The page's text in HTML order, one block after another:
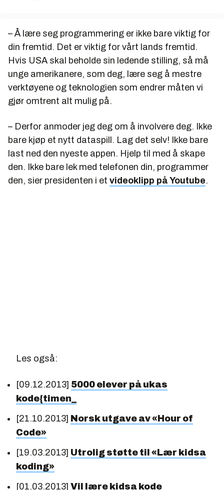
– Å lære seg programmering er ikke bare viktig for
din fremtid. Det er viktig for vårt lands fremtid.
Hvis USA skal beholde sin ledende stilling, så må
unge amerikanere, som deg, lære seg å mestre
verktøyene og teknologien som endrer måten vi
gjør omtrent alt mulig på.
– Derfor anmoder jeg deg om å involvere deg. Ikke
bare kjøp et nytt dataspill. Lag det selv! Ikke bare
last ned den nyeste appen. Hjelp til med å skape
den. Ikke bare lek med telefonen din, programmer
den, sier presidenten i et videoklipp på Youtube.
Les også:
[09.12.2013] 5000 elever på ukas
kode{timen_
[21.10.2013] Norsk utgave av «Hour of
Code»
[19.03.2013] Utrolig støtte til «Lær kidsa
koding»
[01.03.2013] Vil lære kidsa kode